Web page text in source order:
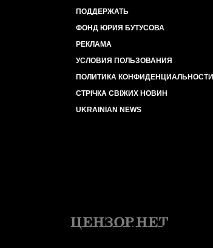
ПОДДЕРЖАТЬ
ФОНД ЮРИЯ БУТУСОВА
РЕКЛАМА
УСЛОВИЯ ПОЛЬЗОВАНИЯ
ПОЛИТИКА КОНФИДЕНЦИАЛЬНОСТИ
СТРІЧКА СВІЖИХ НОВИН
UKRAINIAN NEWS